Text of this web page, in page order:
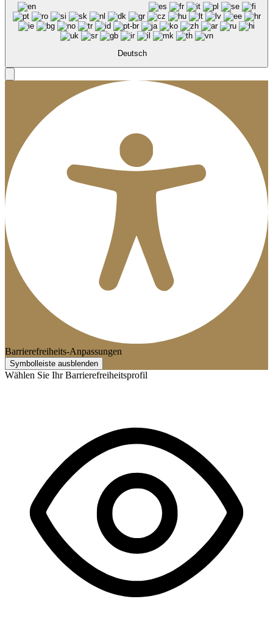
Deutsch
Barrierefreiheits-Anpassungen
Symbolleiste ausblenden
Wählen Sie Ihr Barrierefreiheitsprofil